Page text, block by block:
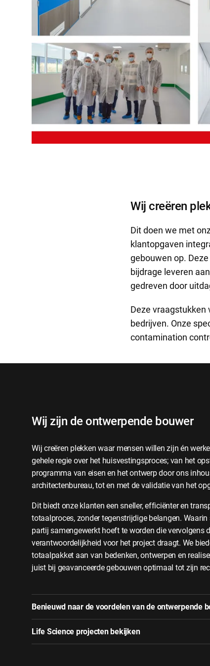
Wij creëren
Dit doen we met
klantopgaven
gebouwen op.
bijdrage leveren
gedreven door
Deze vraagstukken
bedrijven. Onze
contamination
Wij zijn de ontwerpende bouwer
Wij creëren plekken waar mensen willen zijn én
gehele regie over het huisvestingsproces; van het
programma van eisen en het ontwerp door ons
architectenbureau, tot en met de validatie van het
Dit biedt onze klanten een sneller, efficiënter en
totaalproces, zonder tegenstrijdige belangen. Waarin
partij samengewerkt hoeft te worden die vervolgens
verantwoordelijkheid voor het project draagt. We
totaalpakket aan van bedenken, ontwerpen en
juist bij geavanceerde gebouwen optimaal tot zijn
Benieuwd naar de voordelen van de ontwerpende
Life Science projecten bekijken